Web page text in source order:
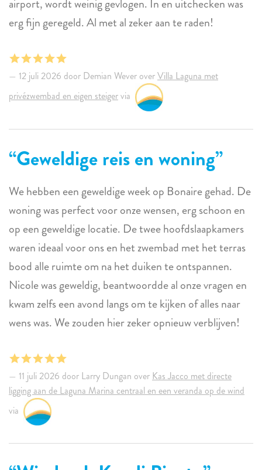
airport, wordt weinig gevlogen. In en uitchecken was
erg fijn geregeld. Al met al zeker aan te raden!
12 juli 2026 door Demian Wever overVilla Laguna met
privézwembad en eigen steigervia
Geweldige reis en woning
We hebben een geweldige week op Bonaire gehad. De
woning was perfect voor onze wensen, erg schoon en
op een geweldige locatie. De twee hoofdslaapkamers
waren ideaal voor ons en het zwembad met het terras
bood alle ruimte om na het duiken te ontspannen.
Nicole was geweldig, beantwoordde al onze vragen en
kwam zelfs een avond langs om te kijken of alles naar
wens was. We zouden hier zeker opnieuw verblijven!
11 juli 2026 door Larry Dungan over Kas Jacco met directe
ligging aan de Laguna Marina centraal en een veranda op de wind
via